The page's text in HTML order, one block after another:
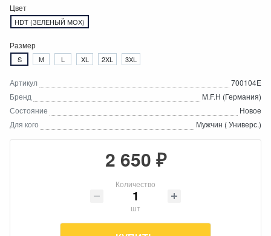
Цвет
HDT (ЗЕЛЕНЫЙ МОХ)
Размер
S M L XL 2XL 3XL
Артикул
700104E
Бренд
M.F.H (Германия)
Состояние
Новое
Для кого
Мужчин ( Универс.)
2 650 ₽
Количество
шт